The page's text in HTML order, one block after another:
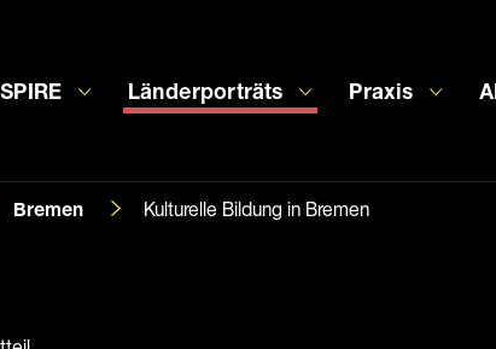
Länderporträts Praxis
Bremen Kulturelle Bildung in Bremen